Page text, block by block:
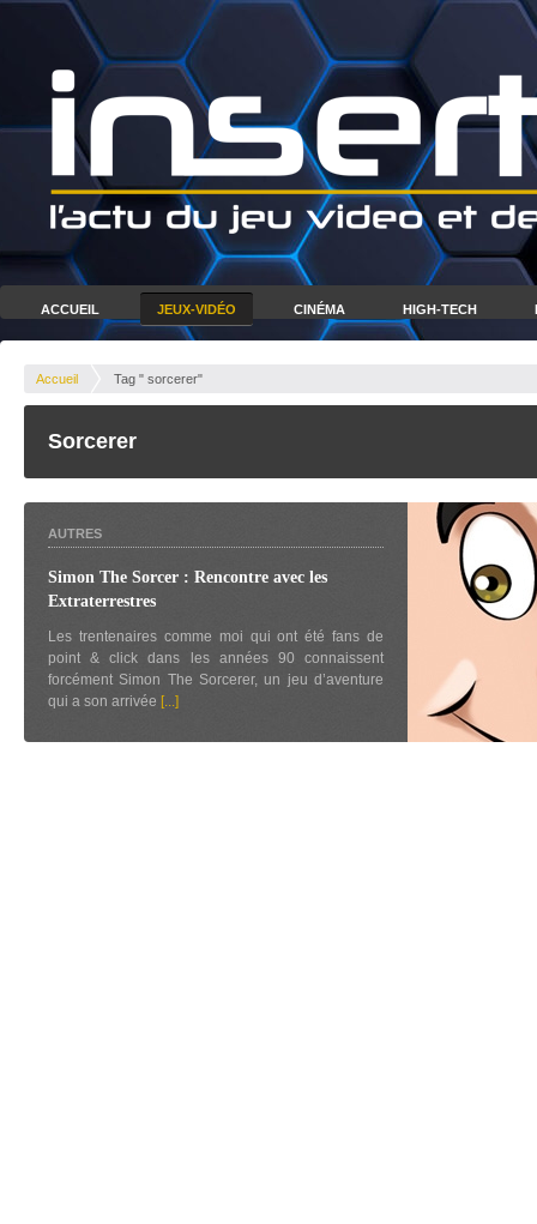
ACCUEIL JEUX-VIDÉO CINÉMA HIGH-TECH
Accueil Tag " sorcerer"
Sorcerer
AUTRES
Simon The Sorcer : Rencontre avec les
Extraterrestres
Les trentenaires comme moi qui ont été fans de
point & click dans les années 90 connaissent
forcément Simon The Sorcerer, un jeu d’aventure
qui a son arrivée [...]